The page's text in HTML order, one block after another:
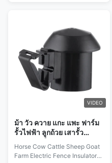
poly rope to be free running
Galvanized steel impact...
VIDEO
ม้า วัว ควาย แกะ แพะ ฟาร์ม
รั้วไฟฟ้า ลูกถ้วย เสารั้ว
Horse Cow Cattle Sheep Goat
Farm Electric Fence Insulators